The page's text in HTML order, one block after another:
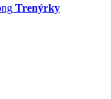
Trenýrky